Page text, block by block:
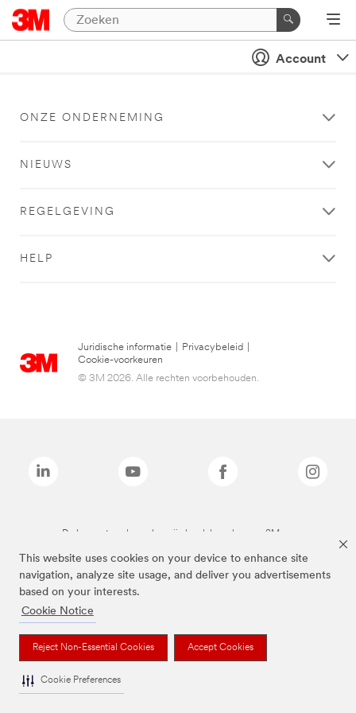
This website uses cookies on your device to enhance site
navigation, analyze site usage, and deliver you advertisements
based on your interests.
Cookie Notice
Reject Non-Essential Cookies Accept Cookies
Cookie Preferences
Account
ONZE ONDERNEMING
NIEUWS
REGELGEVING
HELP
Juridische informatie Privacybeleid
Cookie-voorkeuren
© 3M 2026. Alle rechten voorbehouden.
De bovenstaande merken zijn handelsmerken van 3M.we